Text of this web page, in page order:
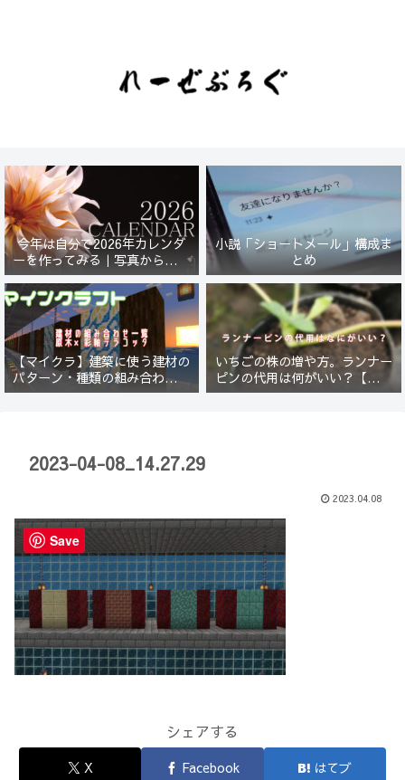
今年は自分で2026年カレンダ
ーを作ってみる｜写真から始ま
る小さなプロジェクト【一灯
花】
小説「ショートメール」構成ま
とめ
【マイクラ】建築に使う建材の
パターン・種類の組み合わせ一
覧！原木×彩釉テラコッタ編
いちごの株の増や方。ランナー
ピンの代用は何がいい？【５年
放置したイチゴは復活するの
2023-04-08_14.27.29
2023.04.08
シェアする
X Facebook はてブ
Save